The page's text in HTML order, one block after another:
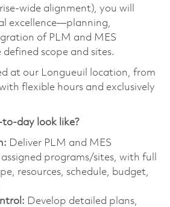
wide alignment), you will
excellence—planning,
of PLM and MES
scope and sites.
at our Longueuil
location, from
flexible hours and exclusively
day look like?
Deliver PLM and MES
programs/sites, with full
resources, schedule, budget,
Develop detailed plans,